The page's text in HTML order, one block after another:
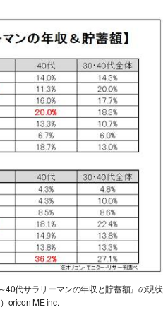
40代サラリーマンの年収と貯蓄額』の現状
oricon ME inc.